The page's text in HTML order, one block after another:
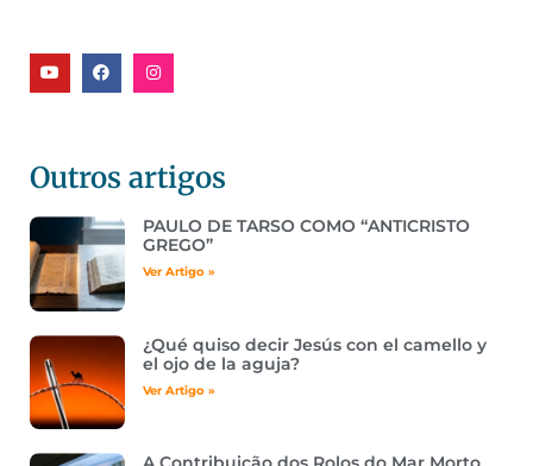
Outros artigos
PAULO DE TARSO COMO “ANTICRISTO
GREGO”
Ver Artigo »
¿Qué quiso decir Jesús con el camello y
el ojo de la aguja?
Ver Artigo »